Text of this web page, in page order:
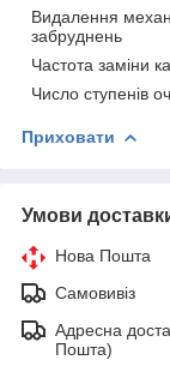
Видалення
забруднень
Частота заміни
Число ступенів
Приховати
Умови
Нова Пошта
Самовивіз
Адресна
Пошта)